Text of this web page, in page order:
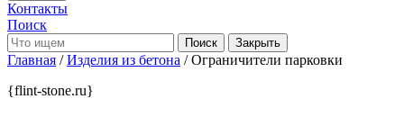
Контакты
Поиск
Закрыть
Главная /Изделия из бетона / Ограничители парковки
{flint-stone.ru}